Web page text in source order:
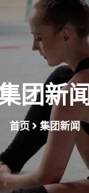
团新闻
首页 集团新闻